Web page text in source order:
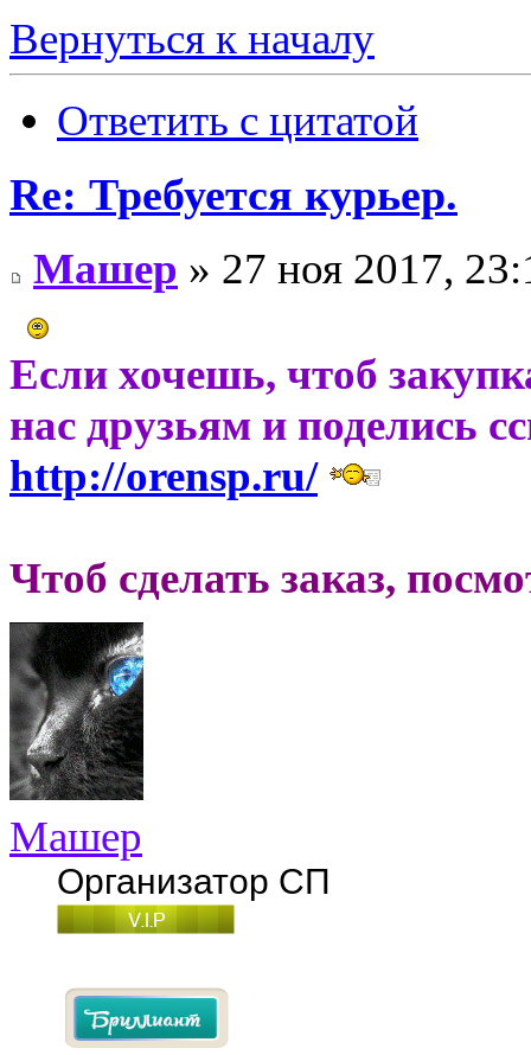
Вернуться к началу
Ответить с цитатой
Re: Требуется курьер.
Машер » 27 ноя 2017,
Если хочешь, чтоб
нас друзьям и поделись
http://orensp.ru/
Чтоб сделать заказ,
Машер
Организатор СП